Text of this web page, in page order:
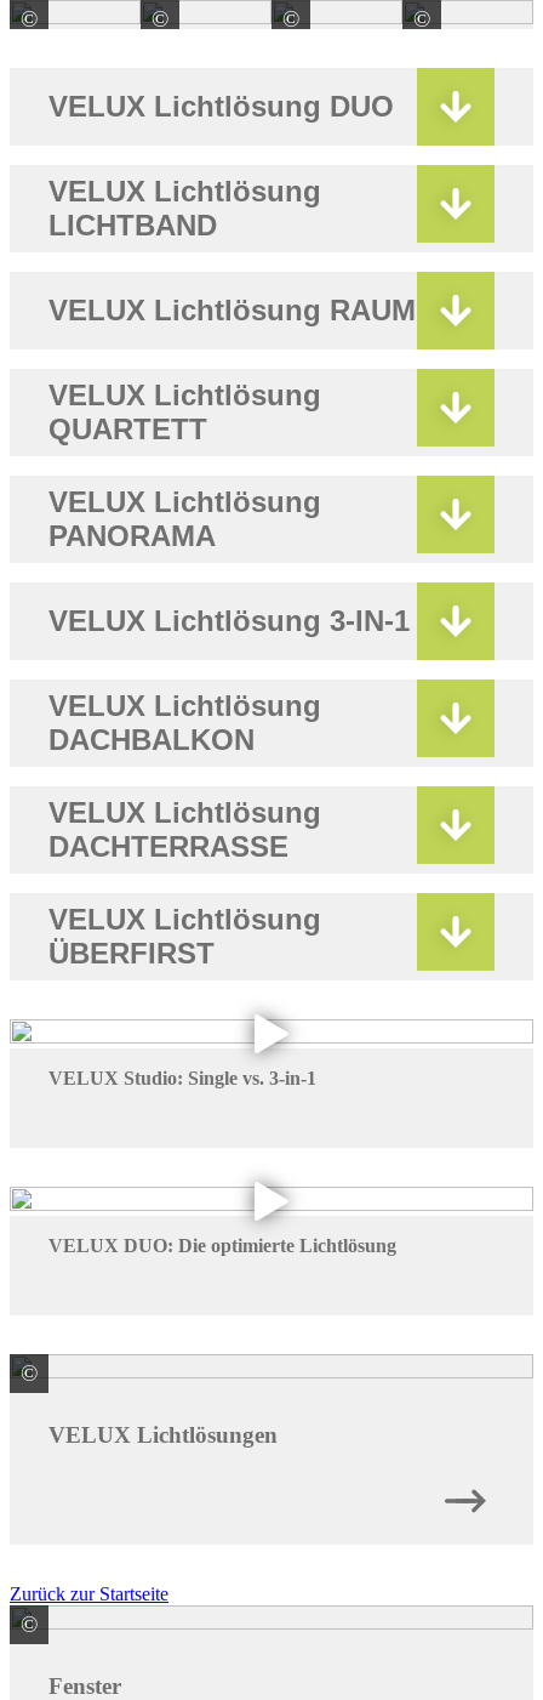
© VELUX Deutschland GmbH
© VELUX Deutschland GmbH
© VELUX Deutschland
© VELUX
VELUX Lichtlösung DUO
VELUX Lichtlösung
LICHTBAND
VELUX Lichtlösung RAUM
VELUX Lichtlösung
QUARTETT
VELUX Lichtlösung
PANORAMA
VELUX Lichtlösung 3-IN-1
VELUX Lichtlösung
DACHBALKON
VELUX Lichtlösung
DACHTERRASSE
VELUX Lichtlösung
ÜBERFIRST
VELUX Studio: Single vs. 3-in-1
VELUX DUO: Die optimierte Lichtlösung
© VELUX Deutschland GmbH
VELUX Lichtlösungen
Zurück zur Startseite
© Kneer GmbH Kunststoff-Fenster und Türen
Fenster